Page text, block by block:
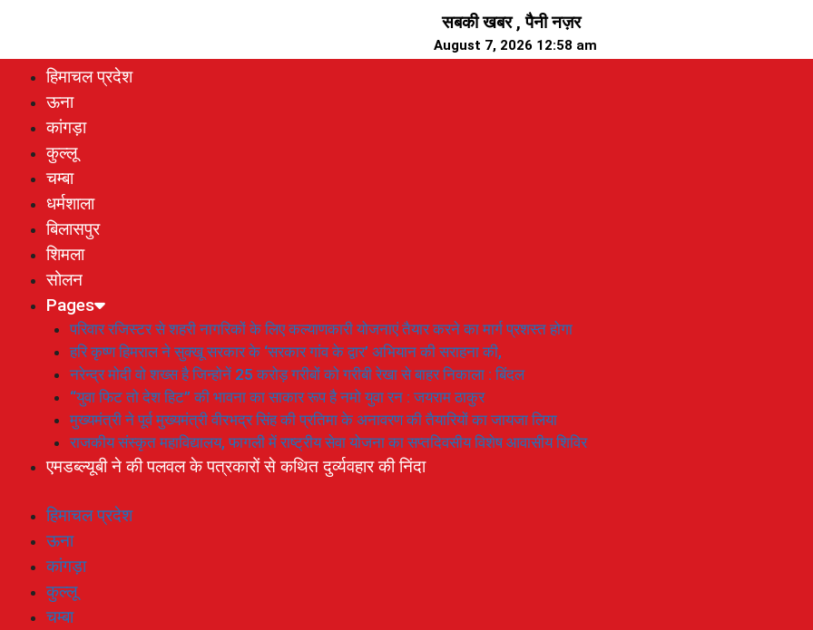
सबकी खबर , पैनी नज़र
August 7, 2026 12:58 am
हिमाचल प्रदेश
ऊना
कांगड़ा
कुल्लू
चम्बा
धर्मशाला
बिलासपुर
शिमला
सोलन
Pages
परिवार रजिस्टर से शहरी नागरिकों के लिए कल्याणकारी योजनाएं तैयार करने का मार्ग प्रशस्त होगा
हरि कृष्ण हिमराल ने सुक्खू सरकार के ‘सरकार गांव के द्वार’ अभियान की सराहना की,
नरेन्द्र मोदी वो शख्स है जिन्होनें 25 करोड़ गरीबों को गरीबी रेखा से बाहर निकाला : बिंदल
“युवा फिट तो देश हिट” की भावना का साकार रूप है नमो युवा रन : जयराम ठाकुर
मुख्यमंत्री ने पूर्व मुख्यमंत्री वीरभद्र सिंह की प्रतिमा के अनावरण की तैयारियों का जायजा लिया
राजकीय संस्कृत महाविद्यालय, फागली में राष्ट्रीय सेवा योजना का सप्तदिवसीय विशेष आवासीय शिविर
एमडब्ल्यूबी ने की पलवल के पत्रकारों से कथित दुर्व्यवहार की निंदा
हिमाचल प्रदेश
ऊना
कांगड़ा
कुल्लू
चम्बा